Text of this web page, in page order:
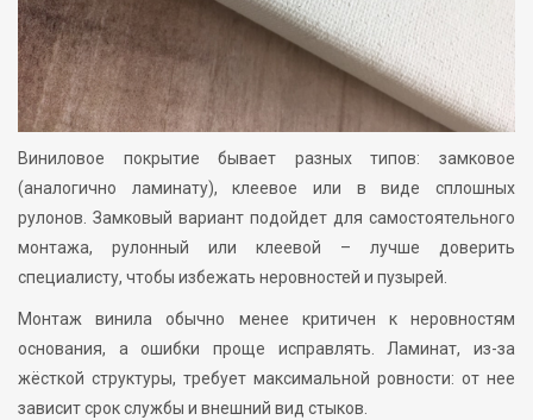
Виниловое покрытие бывает разных типов: замковое
(аналогично ламинату), клеевое или в виде сплошных
рулонов. Замковый вариант подойдет для самостоятельного
монтажа, рулонный или клеевой – лучше доверить
специалисту, чтобы избежать неровностей и пузырей.
Монтаж винила обычно менее критичен к неровностям
основания, а ошибки проще исправлять. Ламинат, из-за
жёсткой структуры, требует максимальной ровности: от нее
зависит срок службы и внешний вид стыков.